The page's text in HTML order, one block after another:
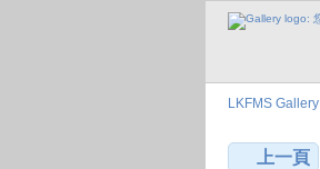
LKFMS Gallery
上一頁